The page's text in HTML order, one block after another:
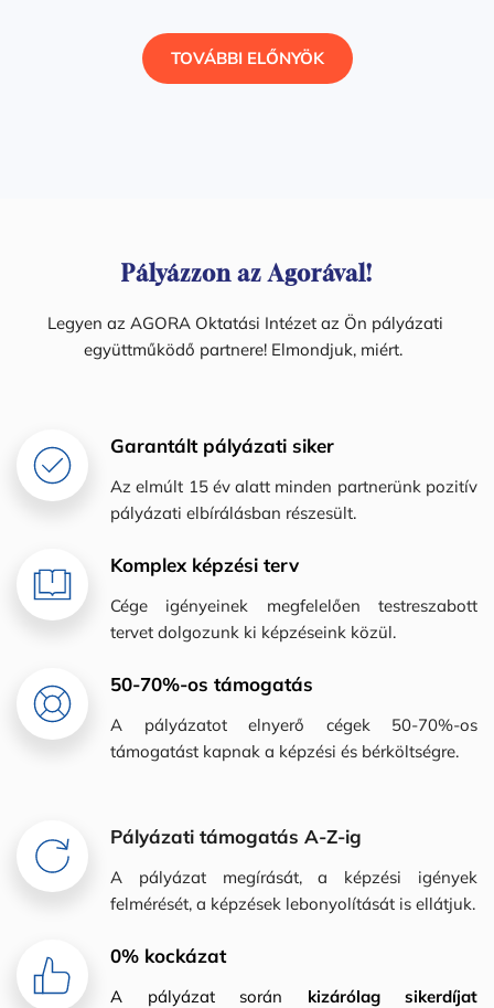
TOVÁBBI ELŐNYÖK
Pályázzon az Agorával!
Legyen az AGORA Oktatási Intézet az Ön pályázati
együttműködő partnere! Elmondjuk, miért.
Garantált pályázati siker
Az elmúlt 15 év alatt minden partnerünk pozitív
pályázati elbírálásban részesült.
Komplex képzési terv
Cége igényeinek megfelelően testreszabott
tervet dolgozunk ki képzéseink közül.
50-70%-os támogatás
A pályázatot elnyerő cégek 50-70%-os
támogatást kapnak a képzési és bérköltségre.
Pályázati támogatás A-Z-ig
A
pályázat megírását, a képzési igények
felmérését, a képzések lebonyolítását is ellátjuk.
0% kockázat
A pályázat során kizárólag sikerdíjat